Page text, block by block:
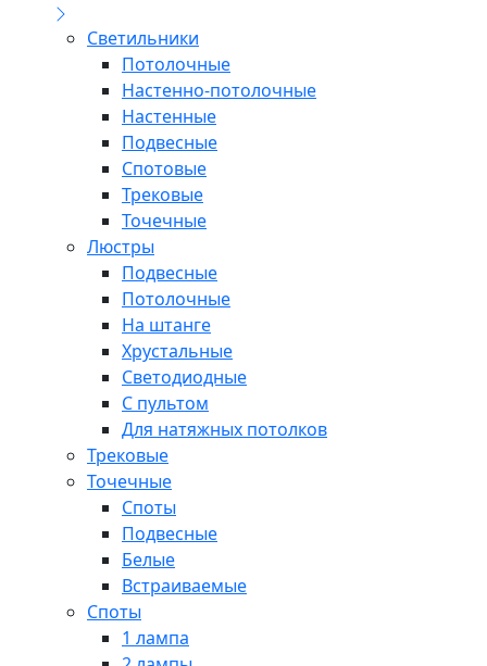
Светильники
Потолочные
Настенно-потолочные
Настенные
Подвесные
Спотовые
Трековые
Точечные
Люстры
Подвесные
Потолочные
На штанге
Хрустальные
Светодиодные
С пультом
Для натяжных потолков
Трековые
Точечные
Споты
Подвесные
Белые
Встраиваемые
Споты
1 лампа